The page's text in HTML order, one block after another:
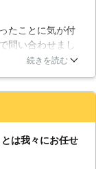
いいでしょう。そ
NKサービスに鍵
けましたら幸いで
くなるという方は
ょうか。疲れ果て
すよね。しかし、
絡して泊めてもら
たことに気が付
問い合わせまし
ることにしまし
いました。
続きを読む
は我々にお任せ